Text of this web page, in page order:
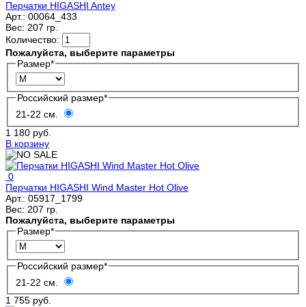
Перчатки HIGASHI Antey
Арт.: 00064_433
Вес: 207 гр.
Количество:
Пожалуйста, выберите параметры
Размер*
Российский размер*
21-22 см.
1 180 руб.
В корзину
0
Перчатки HIGASHI Wind Master Hot Olive
Арт.: 05917_1799
Вес: 207 гр.
Пожалуйста, выберите параметры
Размер*
Российский размер*
21-22 см.
1 755 руб.